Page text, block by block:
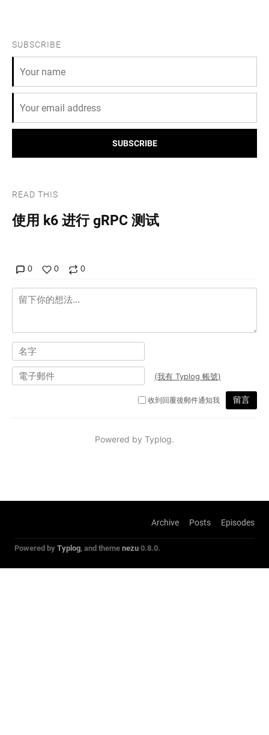
SUBSCRIBE
SUBSCRIBE
READ THIS
使用 k6 进行 gRPC 测试
Archive Posts Episodes
Powered byTyplog, and themenezu0.8.0.